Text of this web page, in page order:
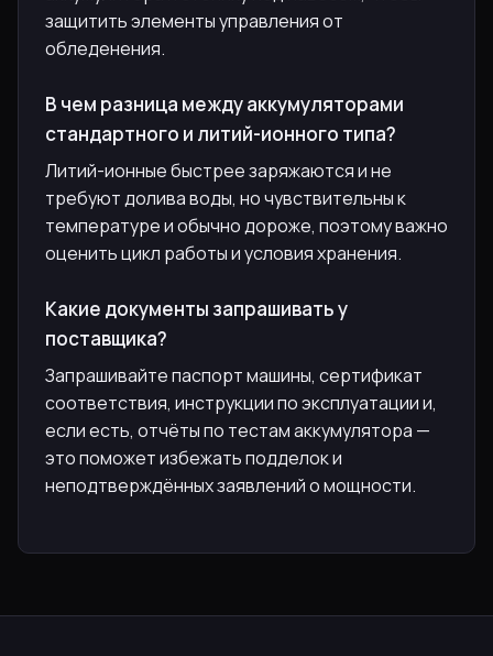
защитить элементы управления от
обледенения.
В чем разница между аккумуляторами
стандартного и литий-ионного типа?
Литий-ионные быстрее заряжаются и не
требуют долива воды, но чувствительны к
температуре и обычно дороже, поэтому важно
оценить цикл работы и условия хранения.
Какие документы запрашивать у
поставщика?
Запрашивайте паспорт машины, сертификат
соответствия, инструкции по эксплуатации и,
если есть, отчёты по тестам аккумулятора —
это поможет избежать подделок и
неподтверждённых заявлений о мощности.